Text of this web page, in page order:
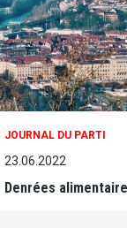
JOURNAL DU PARTI
23.06.2022
Denrées